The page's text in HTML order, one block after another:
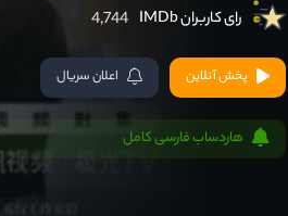
رای کاربران IMDb 4,744
پخش آنلاین اعلان سریال
هاردساب فارسی کامل